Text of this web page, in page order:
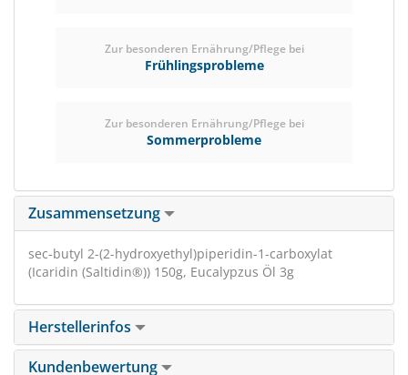
Zur besonderen Ernährung/Pflege bei
Frühlingsprobleme
Zur besonderen Ernährung/Pflege bei
Sommerprobleme
Zusammensetzung
sec-butyl 2-(2-hydroxyethyl)piperidin-1-carboxylat
(Icaridin (Saltidin®)) 150g, Eucalypzus Öl 3g
Herstellerinfos
Kundenbewertung